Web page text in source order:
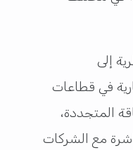
إلى
في قطاعات
المتجددة،
مع الشركات